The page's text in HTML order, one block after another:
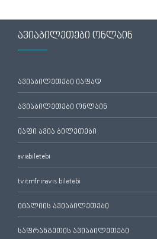
ავიაბილეთები ონლაინ
ავიაბილეთები იაფად
ავიაბილეთები ონლაინ
იაფი ავია ბილეთები
aviabiletebi
tvitmfrinavis biletebi
იტალიის ავიაბილეთები
საფრანგეთის ავიაბილეთები